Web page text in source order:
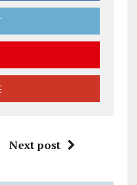
Next post